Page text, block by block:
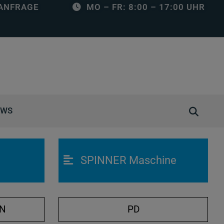
MO – FR: 8:00 – 17:00 UHR
c
ö
f
SPINNER Maschine
PD